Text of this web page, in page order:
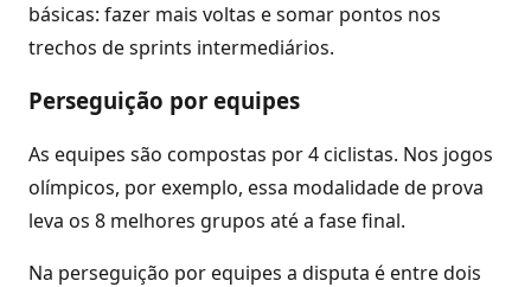
básicas: fazer mais voltas e somar pontos nos
trechos de sprints intermediários.
Perseguição por equipes
As equipes são compostas por 4 ciclistas. Nos jogos
olímpicos, por exemplo, essa modalidade de prova
leva os 8 melhores grupos até a fase final.
Na perseguição por equipes a disputa é entre dois